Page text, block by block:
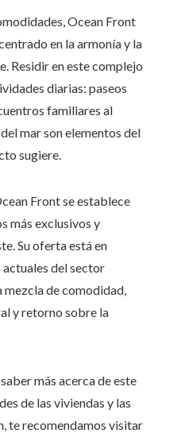
Ocean Front
en la armonía y la
Residir en este complejo
diarias: paseos
familiares al
mar son elementos del
sugiere.
Front se establece
más exclusivos y
Su oferta está en
del sector
de comodidad,
y retorno sobre la
más acerca de este
de las viviendas y las
te recomendamos visitar